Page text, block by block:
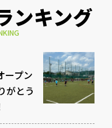
ンキング
ープン
がとう